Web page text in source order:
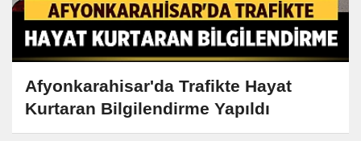
Afyonkarahisar'da Trafikte Hayat
Kurtaran Bilgilendirme Yapıldı